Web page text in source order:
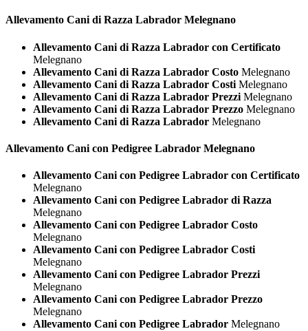
Allevamento Cani di Razza Labrador Melegnano
Allevamento Cani di Razza Labrador con Certificato
Melegnano
Allevamento Cani di Razza Labrador Costo Melegnano
Allevamento Cani di Razza Labrador Costi Melegnano
Allevamento Cani di Razza Labrador Prezzi Melegnano
Allevamento Cani di Razza Labrador Prezzo Melegnano
Allevamento Cani di Razza Labrador Melegnano
Allevamento Cani con Pedigree Labrador Melegnano
Allevamento Cani con Pedigree Labrador con Certificato
Melegnano
Allevamento Cani con Pedigree Labrador di Razza
Melegnano
Allevamento Cani con Pedigree Labrador Costo
Melegnano
Allevamento Cani con Pedigree Labrador Costi
Melegnano
Allevamento Cani con Pedigree Labrador Prezzi
Melegnano
Allevamento Cani con Pedigree Labrador Prezzo
Melegnano
Allevamento Cani con Pedigree Labrador Melegnano